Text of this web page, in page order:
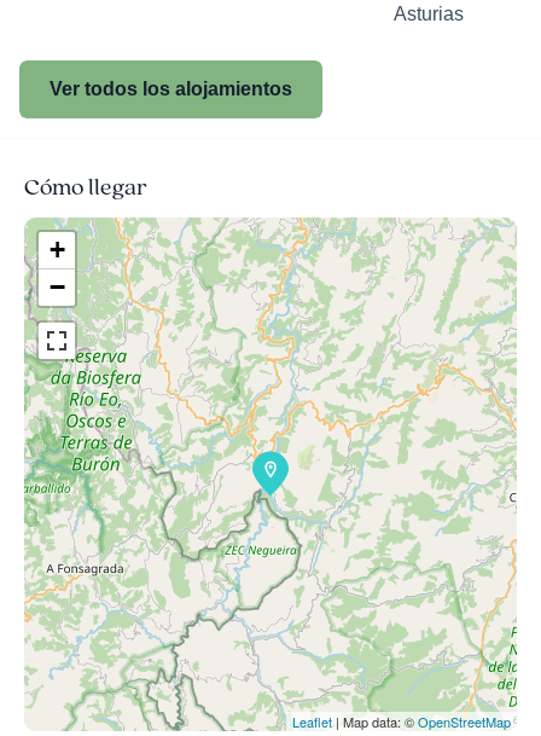
Asturias
Ver todos los alojamientos
Cómo llegar
+
−
Leaflet | Map data: ©OpenStreetMap